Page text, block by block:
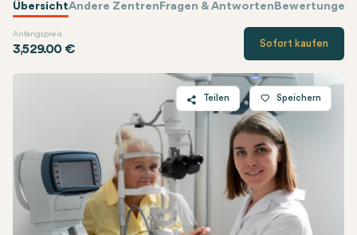
ÜbersichtAndere ZentrenFragen & AntwortenBewertungen
Anfangspreis
3,529.00 €
DünyagözPreis
Sofort kaufen
Teilen
Twitter
Facebook
WhatsApp
Telegram
Speichern